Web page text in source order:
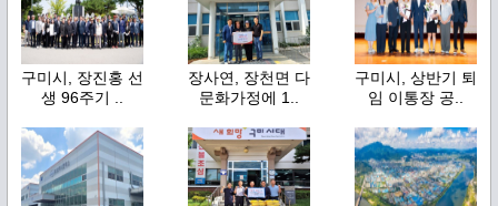
구미시, 장진홍 선
생 96주기 ..
장사연, 장천면 다
문화가정에 1..
구미시, 상반기 퇴
임 이통장 공..